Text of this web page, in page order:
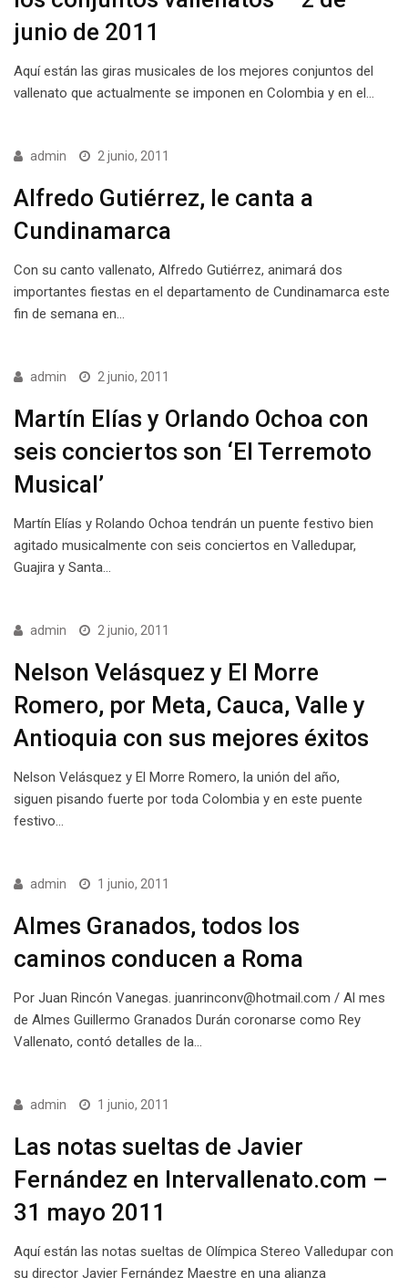
junio de 2011
Aquí están las giras musicales de los mejores conjuntos del
vallenato que actualmente se imponen en Colombia y en el…
admin 2 junio, 2011
Alfredo Gutiérrez, le canta a
Cundinamarca
Con su canto vallenato, Alfredo Gutiérrez, animará dos
importantes fiestas en el departamento de Cundinamarca este
fin de semana en…
admin 2 junio, 2011
Martín Elías y Orlando Ochoa con
seis conciertos son ‘El Terremoto
Musical’
Martín Elías y Rolando Ochoa tendrán un puente festivo bien
agitado musicalmente con seis conciertos en Valledupar,
Guajira y Santa…
admin 2 junio, 2011
Nelson Velásquez y El Morre
Romero, por Meta, Cauca, Valle y
Antioquia con sus mejores éxitos
Nelson Velásquez y El Morre Romero, la unión del año,
siguen pisando fuerte por toda Colombia y en este puente
festivo…
admin 1 junio, 2011
Almes Granados, todos los
caminos conducen a Roma
Por Juan Rincón Vanegas. juanrinconv@hotmail.com / Al mes
de Almes Guillermo Granados Durán coronarse como Rey
Vallenato, contó detalles de la…
admin 1 junio, 2011
Las notas sueltas de Javier
Fernández en Intervallenato.com –
31 mayo 2011
Aquí están las notas sueltas de Olímpica Stereo Valledupar con
su director Javier Fernández Maestre en una alianza